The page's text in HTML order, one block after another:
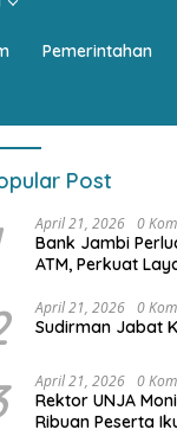
Pemerintahan
Jambi Dinilai Punya
Menggerakkan
Jambi
Post
April 21, 2026 0
Bank Jambi
ATM, Perkuat
April 21, 2026 0
Sudirman Jabat
April 21, 2026 0
Rektor UNJA
Ribuan Peserta